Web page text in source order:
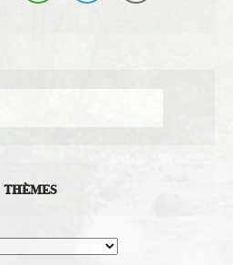
THÈMES